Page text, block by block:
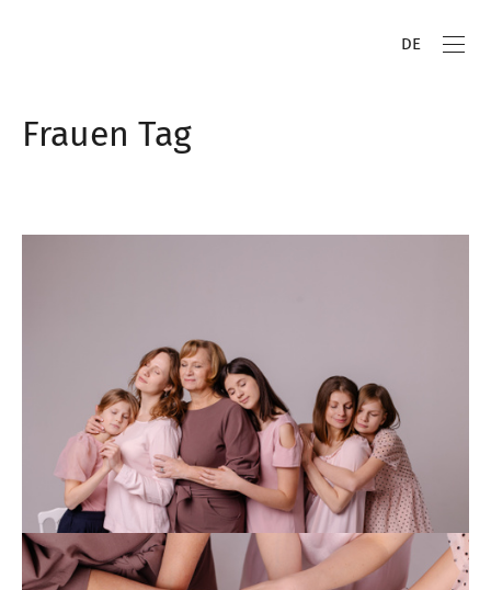
DE
Frauen Tag